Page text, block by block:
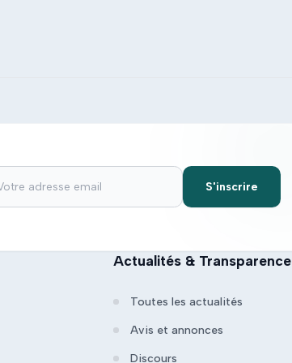
S'inscrire
Actualités & Transparence
Toutes les actualités
Avis et annonces
Discours